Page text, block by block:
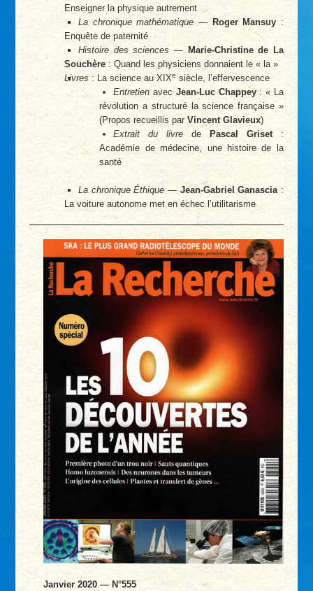
Enseigner la physique autrement
La chronique mathématique—Roger Mansuy :
Enquête de paternité
Histoire des sciences— Marie-Christine de La
Souchère : Quand les physiciens donnaient le « la »
Livres : La science au XIXesiècle, l’effervescence
Entretien avec Jean-Luc Chappey: « La
révolution a structuré la science française »
(Propos recueillis parVincent Glavieux)
Extrait du livrede Pascal Griset:
Académie de médecine, une histoire de la
santé
La chronique Éthique —Jean-Gabriel Ganascia:
La voiture autonome met en échec l’utilitarisme
Janvier 2020 — N°555